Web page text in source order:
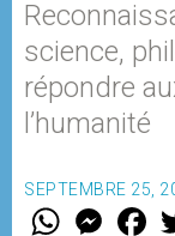
science,
répondre
l’humanité
SEPTEMBRE 25,
W M
e
F
a